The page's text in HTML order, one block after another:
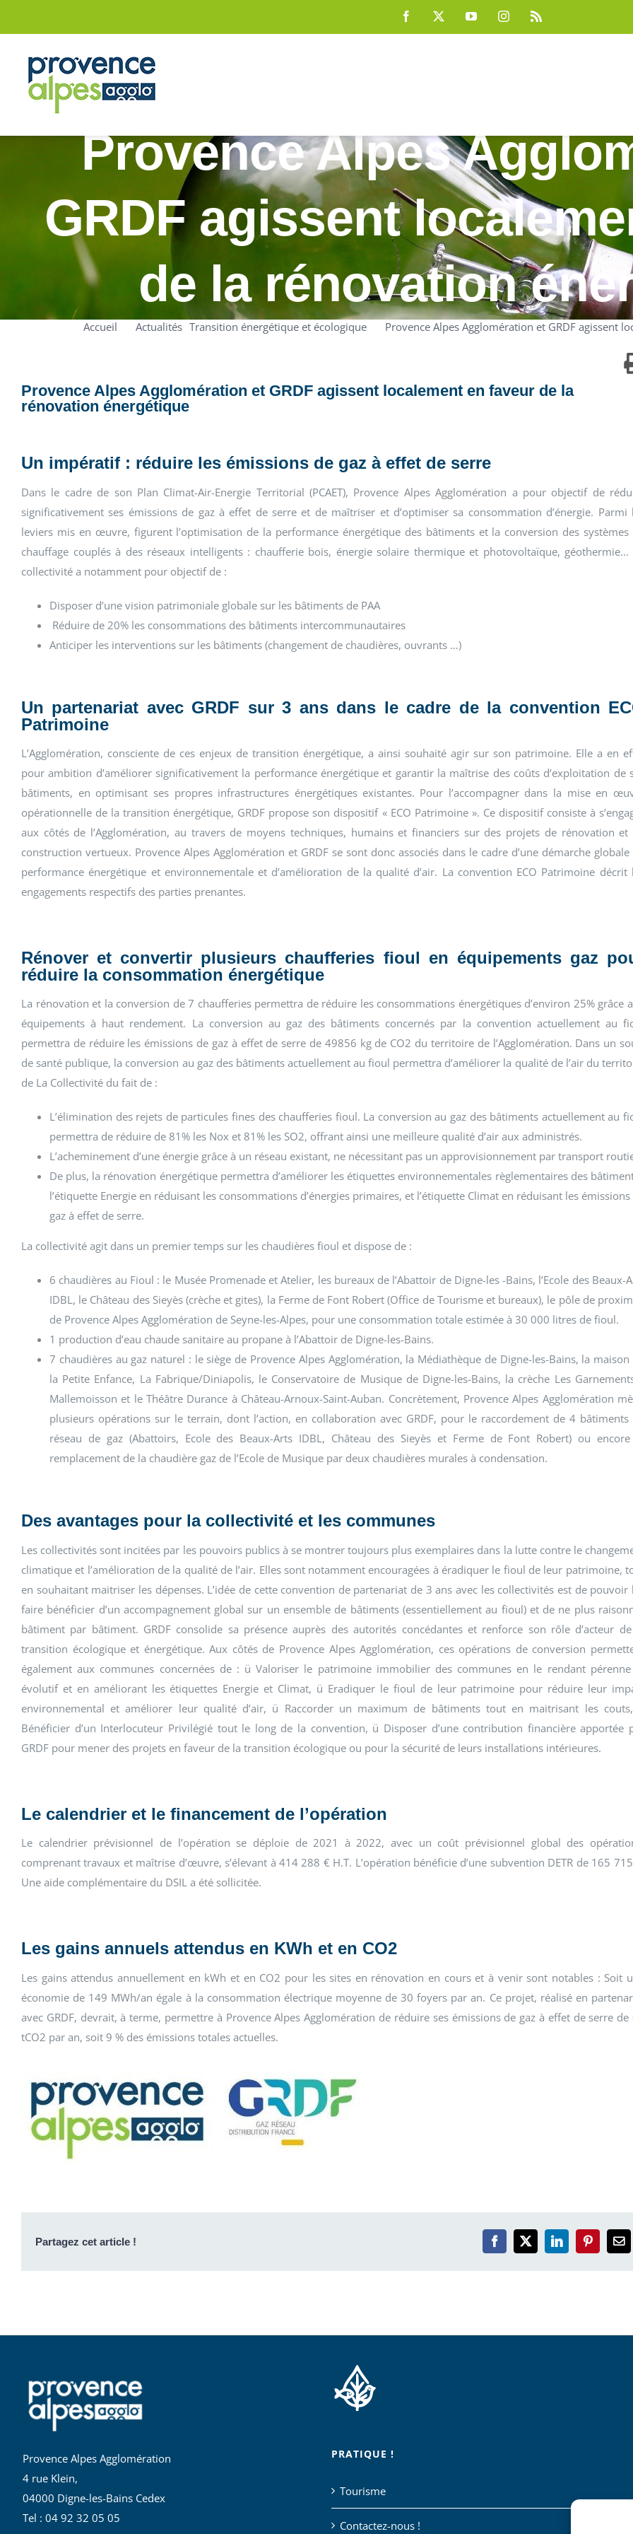
Facebook YouTubeInstagram
Provence Alpes
GRDF agissent
de la rénovation
Accueil Actualités Transition énergétique et écologique Provence Alpes Agglomération et GRDF agissent
Provence Alpes Agglomération et GRDF agissent localement en faveur de la
rénovation énergétique
Un impératif : réduire les émissions de gaz à effet de serre
Dans le cadre de son Plan Climat-Air-Energie Territorial (PCAET), Provence Alpes Agglomération a pour objectif de
significativement ses émissions de gaz à effet de serre et de maîtriser et d’optimiser sa consommation d’énergie. Parmi
leviers mis en œuvre, figurent l’optimisation de la performance énergétique des bâtiments et la conversion des systèmes
chauffage couplés à des réseaux intelligents : chaufferie bois, énergie solaire thermique et photovoltaïque, géothermie…
collectivité a notamment pour objectif de :
Disposer d’une vision patrimoniale globale sur les bâtiments de PAA
Réduire de 20% les consommations des bâtiments intercommunautaires
Anticiper les interventions sur les bâtiments (changement de chaudières, ouvrants …)
Un partenariat avec GRDF sur 3 ans dans le cadre de la convention
Patrimoine
L’Agglomération, consciente de ces enjeux de transition énergétique, a ainsi souhaité agir sur son patrimoine. Elle a en
pour ambition d’améliorer significativement la performance énergétique et garantir la maîtrise des coûts d’exploitation de
bâtiments, en optimisant ses propres infrastructures énergétiques existantes. Pour l’accompagner dans la mise en
opérationnelle de la transition énergétique, GRDF propose son dispositif « ECO Patrimoine ». Ce dispositif consiste à
aux côtés de l’Agglomération, au travers de moyens techniques, humains et financiers sur des projets de rénovation et
construction vertueux. Provence Alpes Agglomération et GRDF se sont donc associés dans le cadre d’une démarche globale
performance énergétique et environnementale et d’amélioration de la qualité d’air. La convention ECO Patrimoine décrit
engagements respectifs des parties prenantes.
Rénover et convertir plusieurs chaufferies fioul en équipements gaz
réduire la consommation énergétique
La rénovation et la conversion de 7 chaufferies permettra de réduire les consommations énergétiques d’environ 25% grâce
équipements à haut rendement. La conversion au gaz des bâtiments concernés par la convention actuellement au
permettra de réduire les émissions de gaz à effet de serre de 49856 kg de CO2 du territoire de l’Agglomération. Dans un
de santé publique, la conversion au gaz des bâtiments actuellement au fioul permettra d’améliorer la qualité de l’air du
de La Collectivité du fait de :
L’élimination des rejets de particules fines des chaufferies fioul. La conversion au gaz des bâtiments actuellement au
permettra de réduire de 81% les Nox et 81% les SO2, offrant ainsi une meilleure qualité d’air aux administrés.
L’acheminement d’une énergie grâce à un réseau existant, ne nécessitant pas un approvisionnement par transport
De plus, la rénovation énergétique permettra d’améliorer les étiquettes environnementales règlementaires des
l’étiquette Energie en réduisant les consommations d’énergies primaires, et l’étiquette Climat en réduisant les émissions
gaz à effet de serre.
La collectivité agit dans un premier temps sur les chaudières fioul et dispose de :
6 chaudières au Fioul : le Musée Promenade et Atelier, les bureaux de l’Abattoir de Digne-les -Bains, l’Ecole des Beaux-
IDBL, le Château des Sieyès (crèche et gites), la Ferme de Font Robert (Office de Tourisme et bureaux), le pôle de
de Provence Alpes Agglomération de Seyne-les-Alpes, pour une consommation totale estimée à 30 000 litres de fioul.
1 production d’eau chaude sanitaire au propane à l’Abattoir de Digne-les-Bains.
7 chaudières au gaz naturel : le siège de Provence Alpes Agglomération, la Médiathèque de Digne-les-Bains, la maison
la Petite Enfance, La Fabrique/Diniapolis, le Conservatoire de Musique de Digne-les-Bains, la crèche Les
Mallemoisson et le Théâtre Durance à Château-Arnoux-Saint-Auban. Concrètement, Provence Alpes Agglomération
plusieurs opérations sur le terrain, dont l’action, en collaboration avec GRDF, pour le raccordement de 4 bâtiments
réseau de gaz (Abattoirs, Ecole des Beaux-Arts IDBL, Château des Sieyès et Ferme de Font Robert) ou
remplacement de la chaudière gaz de l’Ecole de Musique par deux chaudières murales à condensation.
Des avantages pour la collectivité et les communes
Les collectivités sont incitées par les pouvoirs publics à se montrer toujours plus exemplaires dans la lutte contre le
climatique et l’amélioration de la qualité de l’air. Elles sont notamment encouragées à éradiquer le fioul de leur patrimoine,
en souhaitant maitriser les dépenses. L’idée de cette convention de partenariat de 3 ans avec les collectivités est de pouvoir
faire bénéficier d’un accompagnement global sur un ensemble de bâtiments (essentiellement au fioul) et de ne plus
bâtiment par bâtiment. GRDF consolide sa présence auprès des autorités concédantes et renforce son rôle d’acteur
transition écologique et énergétique. Aux côtés de Provence Alpes Agglomération, ces opérations de conversion
également aux communes concernées de : ü Valoriser le patrimoine immobilier des communes en le rendant
évolutif et en améliorant les étiquettes Energie et Climat, ü Eradiquer le fioul de leur patrimoine pour réduire leur
environnemental et améliorer leur qualité d’air, ü Raccorder un maximum de bâtiments tout en maitrisant les
Bénéficier d’un Interlocuteur Privilégié tout le long de la convention, ü Disposer d’une contribution financière apportée
GRDF pour mener des projets en faveur de la transition écologique ou pour la sécurité de leurs installations intérieures.
Le calendrier et le financement de l’opération
Le calendrier prévisionnel de l’opération se déploie de 2021 à 2022, avec un coût prévisionnel global des
comprenant travaux et maîtrise d’œuvre, s’élevant à 414 288 € H.T. L’opération bénéficie d’une subvention DETR de 165
Une aide complémentaire du DSIL a été sollicitée.
Les gains annuels attendus en KWh et en CO2
Les gains attendus annuellement en kWh et en CO2 pour les sites en rénovation en cours et à venir sont notables : Soit
économie de 149 MWh/an égale à la consommation électrique moyenne de 30 foyers par an. Ce projet, réalisé en
avec GRDF, devrait, à terme, permettre à Provence Alpes Agglomération de réduire ses émissions de gaz à effet de serre de
tCO2 par an, soit 9 % des émissions totales actuelles.
Partagez cet article ! Facebook
X LinkedInPinterest
Provence Alpes Agglomération
4 rue Klein,
04000 Digne-les-Bains Cedex
Tel : 04 92 32 05 05
PRATIQUE !
Tourisme
Contactez-nous !